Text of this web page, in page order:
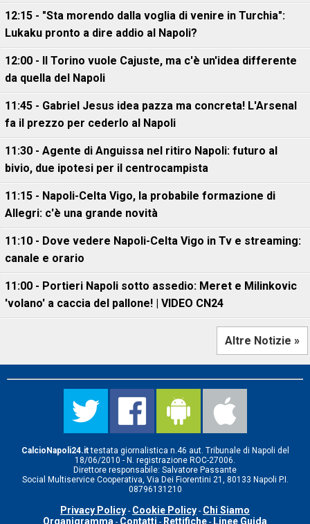
12:15 - "Sta morendo dalla voglia di venire in Turchia":
Lukaku pronto a dire addio al Napoli?
12:00 - Il Torino vuole Cajuste, ma c'è un'idea differente
da quella del Napoli
11:45 - Gabriel Jesus idea pazza ma concreta! L'Arsenal
fa il prezzo per cederlo al Napoli
11:30 - Agente di Anguissa nel ritiro Napoli: futuro al
bivio, due ipotesi per il centrocampista
11:15 - Napoli-Celta Vigo, la probabile formazione di
Allegri: c'è una grande novità
11:10 - Dove vedere Napoli-Celta Vigo in Tv e streaming:
canale e orario
11:00 - Portieri Napoli sotto assedio: Meret e Milinkovic
'volano' a caccia del pallone! | VIDEO CN24
Altre Notizie »
CalcioNapoli24.ittestata giornalistica n.46 aut. Tribunale di Napoli del
18/06/2010 - N. registrazione ROC-27006.
Direttore responsabile: Salvatore Passante
Social Multiservice Cooperativa, Via Dei Fiorentini 21, 80133 Napoli P.I.
08796131210
Privacy Policy - Cookie Policy - Chi Siamo
Organigramma
Contatti Rettifiche Linee Guida